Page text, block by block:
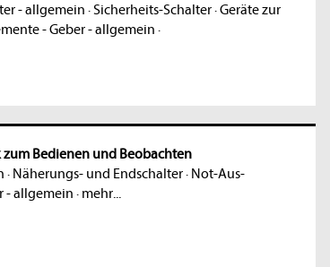
- allgemein ·Sicherheits-Schalter·Geräte zur
- Geber - allgemein ·
Bedienen und Beobachten
· Näherungs- und Endschalter· Not-Aus-
- allgemein · mehr...